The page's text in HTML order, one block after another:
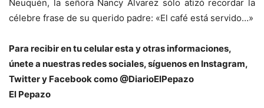
Neuquén, la señora Nancy Álvarez sólo atizó recordar la
célebre frase de su querido padre: «El café está servido…»
Para recibir en tu celular esta y otras informaciones,
únete a nuestras redes sociales, síguenos en Instagram,
Twitter y Facebook como @DiarioElPepazo
El Pepazo